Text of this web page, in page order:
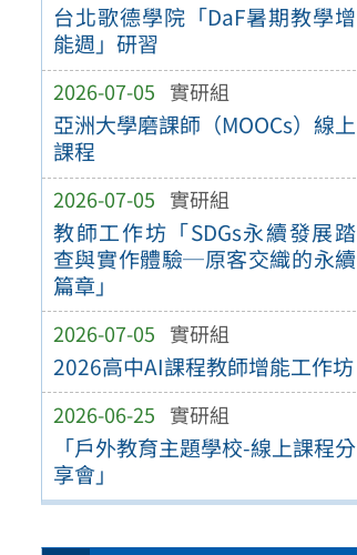
台北歌德學院「DaF暑期教學增
能週」研習
2026-07-05 實研組
亞洲大學磨課師（MOOCs）線上
課程
2026-07-05 實研組
教師工作坊「SDGs永續發展踏
查與實作體驗─原客交織的永續
篇章」
2026-07-05 實研組
2026高中AI課程教師增能工作坊
2026-06-25 實研組
「戶外教育主題學校-線上課程分
享會」